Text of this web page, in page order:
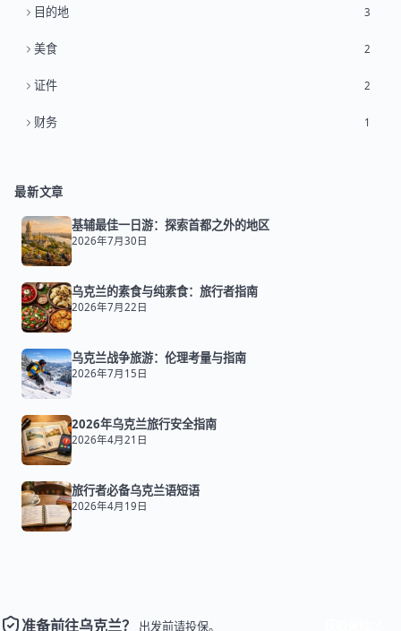
目的地 3
美食 2
证件 2
财务 1
最新文章
基辅最佳一日游：探索首都之外的地区
2026年7月30日
乌克兰的素食与纯素食：旅行者指南
2026年7月22日
乌克兰战争旅游：伦理考量与指南
2026年7月15日
2026年乌克兰旅行安全指南
2026年4月21日
旅行者必备乌克兰语短语
2026年4月19日
准备前往乌克兰？ 出发前请投保。